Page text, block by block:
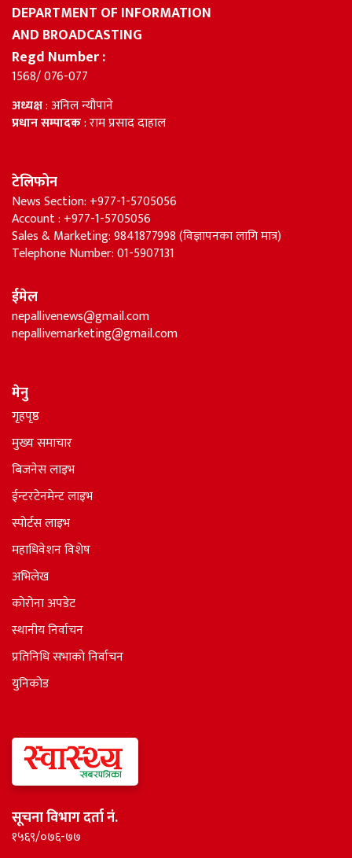
DEPARTMENT OF INFORMATION
AND BROADCASTING
Regd Number :
1568/ 076-077
अध्यक्ष: अनिल न्यौपाने
प्रधान सम्पादक: राम प्रसाद दाहाल
टेलिफोन
News Section: +977-1-5705056
Account : +977-1-5705056
Sales & Marketing: 9841877998 (विज्ञापनका लागि मात्र)
Telephone Number: 01-5907131
ईमेल
nepallivenews@gmail.com
nepallivemarketing@gmail.com
मेनु
गृहपृष्ठ
मुख्य समाचार
बिजनेस लाइभ
ईन्टरटेनमेन्ट लाइभ
स्पोर्टस लाइभ
महाधिवेशन विशेष
अभिलेख
कोरोना अपडेट
स्थानीय निर्वाचन
प्रतिनिधि सभाकाे निर्वाचन
युनिकोड
सूचना विभाग दर्ता नं.
१५६९/०७६-७७